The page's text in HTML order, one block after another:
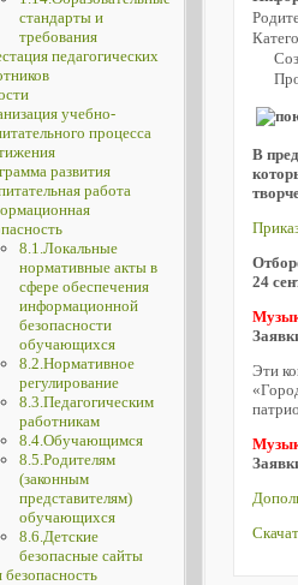
стандарты и
требования
педагогических
учебно-
процесса
развития
работа
8.1.Локальные
нормативные акты в
сфере обеспечения
информационной
безопасности
обучающихся
8.2.Нормативное
регулирование
8.3.Педагогическим
работникам
8.4.Обучающимся
8.5.Родителям
(законным
представителям)
обучающихся
8.6.Детские
безопасные сайты
безопасность
В
24
Эти